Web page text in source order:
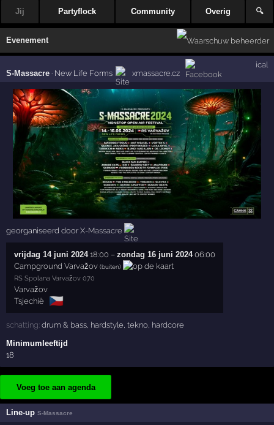
Jij Partyflock Community Overig 🔍
Evenement
S-Massacre · New Life Forms xmassacre.cz
ical
georganiseerd doorX-Massacre
vrijdag 14 juni 202418:00 –zondag 16 juni 202406:00
Campground Varvažov (buiten)
RS Spolana Varvažov 070
Varvažov
Tsjechië
🇨🇿
schatting:drum & bass, hardstyle,tekno, hardcore
Minimumleeftijd
18
Voeg toe aan agenda
Line-upS-Massacre